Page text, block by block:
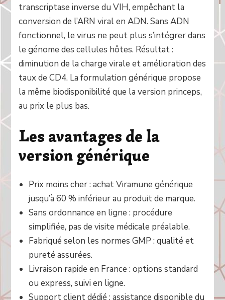
transcriptase inverse du VIH, empêchant la
conversion de l’ARN viral en ADN. Sans ADN
fonctionnel, le virus ne peut plus s’intégrer dans
le génome des cellules hôtes. Résultat :
diminution de la charge virale et amélioration des
taux de CD4. La formulation générique propose
la même biodisponibilité que la version princeps,
au prix le plus bas.
Les avantages de la
version générique
Prix moins cher : achat Viramune générique
jusqu’à 60 % inférieur au produit de marque.
Sans ordonnance en ligne : procédure
simplifiée, pas de visite médicale préalable.
Fabriqué selon les normes GMP : qualité et
pureté assurées.
Livraison rapide en France : options standard
ou express, suivi en ligne.
Support client dédié : assistance disponible du